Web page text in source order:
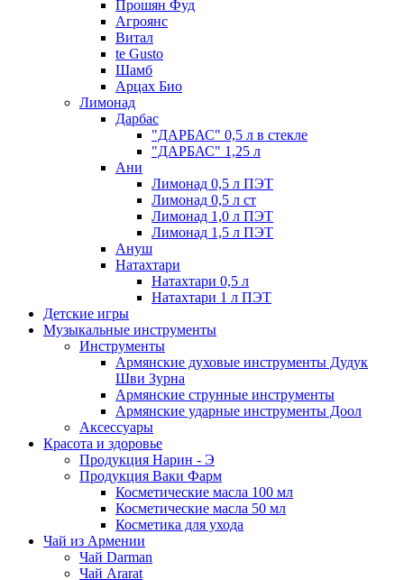
Прошян Фуд
Агроянс
Витал
te Gusto
Шамб
Арцах Био
Лимонад
Дарбас
"ДАРБАС" 0,5 л в стекле
"ДАРБАС" 1,25 л
Ани
Лимонад 0,5 л ПЭТ
Лимонад 0,5 л ст
Лимонад 1,0 л ПЭТ
Лимонад 1,5 л ПЭТ
Ануш
Натахтари
Натахтари 0,5 л
Натахтари 1 л ПЭТ
Детские игры
Музыкальные инструменты
Инструменты
Армянские духовые инструменты Дудук
Шви Зурна
Армянские струнные инструменты
Армянские ударные инструменты Доол
Аксессуары
Красота и здоровье
Продукция Нарин - Э
Продукция Ваки Фарм
Косметические масла 100 мл
Косметические масла 50 мл
Косметика для ухода
Чай из Армении
Чай Darman
Чай Ararat